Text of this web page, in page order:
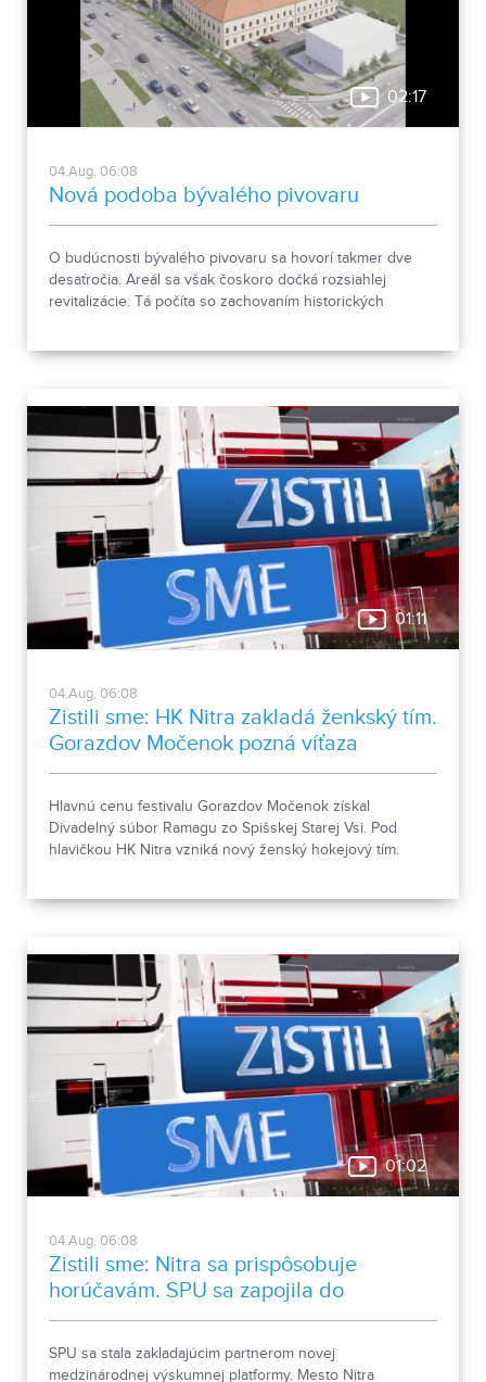
02:17
04.Aug, 06:08
Nová podoba bývalého pivovaru
O budúcnosti bývalého pivovaru sa hovorí takmer dve
desaťročia. Areál sa však čoskoro dočká rozsiahlej
revitalizácie. Tá počíta so zachovaním historických
01:11
04.Aug, 06:08
Zistili sme: HK Nitra zakladá ženkský tím.
Gorazdov Močenok pozná víťaza
Hlavnú cenu festivalu Gorazdov Močenok získal
Divadelný súbor Ramagu zo Spišskej Starej Vsi. Pod
hlavičkou HK Nitra vzniká nový ženský hokejový tím.
01:02
04.Aug, 06:08
Zistili sme: Nitra sa prispôsobuje
horúčavám. SPU sa zapojila do
medzinárodnej platformy
SPU sa stala zakladajúcim partnerom novej
medzinárodnej výskumnej platformy. Mesto Nitra